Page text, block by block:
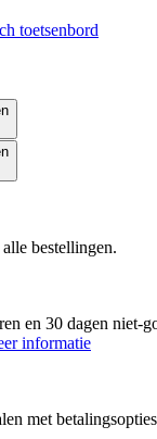
toetsenbord
bestellingen.
en 30 dagen niet-
informatie
met